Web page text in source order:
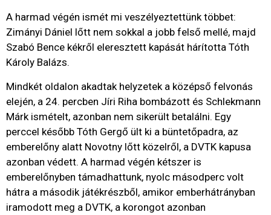
A harmad végén ismét mi veszélyeztettünk többet:
Zimányi Dániel lőtt nem sokkal a jobb felső mellé, majd
Szabó Bence kékről eleresztett kapását hárította Tóth
Károly Balázs.
Mindkét oldalon akadtak helyzetek a középső felvonás
elején, a 24. percben Jíri Riha bombázott és Schlekmann
Márk ismételt, azonban nem sikerült betalálni. Egy
perccel később Tóth Gergő ült ki a büntetőpadra, az
emberelőny alatt Novotny lőtt közelről, a DVTK kapusa
azonban védett. A harmad végén kétszer is
emberelőnyben támadhattunk, nyolc másodperc volt
hátra a második játékrészből, amikor emberhátrányban
iramodott meg a DVTK, a korongot azonban